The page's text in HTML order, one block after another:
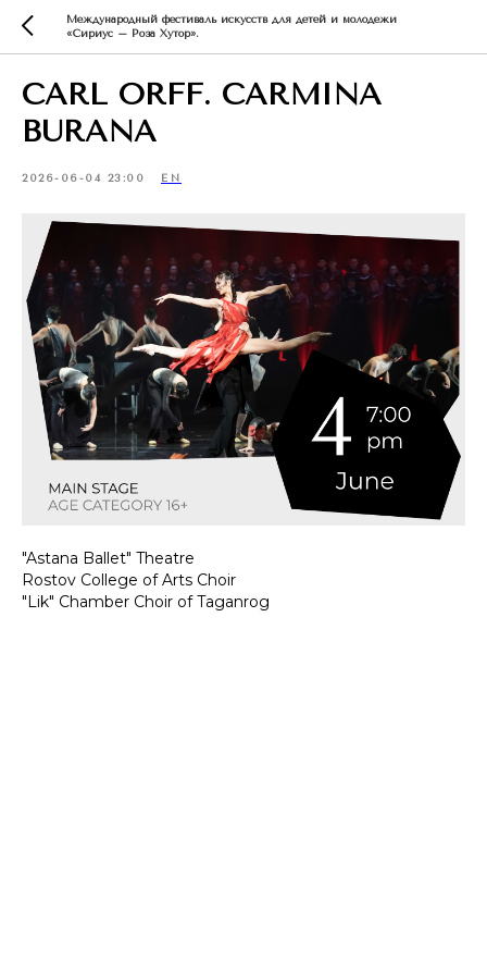
Международный фестиваль искусств для детей и молодежи
«Сириус – Роза Хутор».
CARL ORFF. CARMINA
BURANA
2026-06-04 23:00 EN
"Astana Ballet" Theatre
Rostov College of Arts Choir
"Lik" Chamber Choir of Taganrog